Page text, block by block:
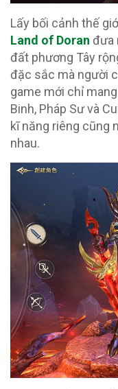
Lấy bối cảnh thế
Land of Doran đưa
đất phương Tây
đặc sắc mà người
game mới chỉ
Binh, Pháp Sư và
kĩ năng riêng cũng
nhau.